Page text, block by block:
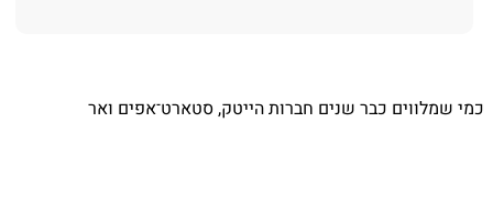
שמלווים כבר שנים חברות הייטק, סטארט־אפים ואר